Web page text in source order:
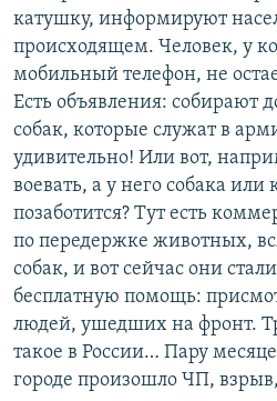
катушку, информируют
происходящем. Человек, у
мобильный телефон, не
Есть объявления: собирают
собак, которые служат в
удивительно! Или вот,
воевать, а у него собака
позаботится? Тут есть
по передержке животных,
собак, и вот сейчас они
бесплатную помощь:
людей, ушедших на фронт.
такое в России… Пару
городе произошло ЧП,